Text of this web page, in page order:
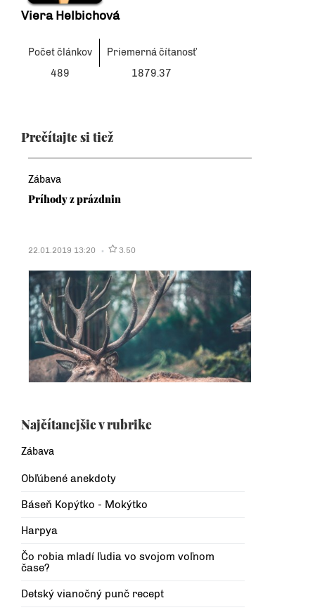
Viera Helbichová
Počet článkov
Priemerná čítanosť
489
1879.37
Prečítajte si tiež
Zábava
Príhody z prázdnin
22.01.2019 13:20 3.50
Najčítanejšie v rubrike
Zábava
Obľúbené anekdoty
Báseň Kopýtko - Mokýtko
Harpya
Čo robia mladí ľudia vo svojom voľnom
čase?
Detský vianočný punč recept